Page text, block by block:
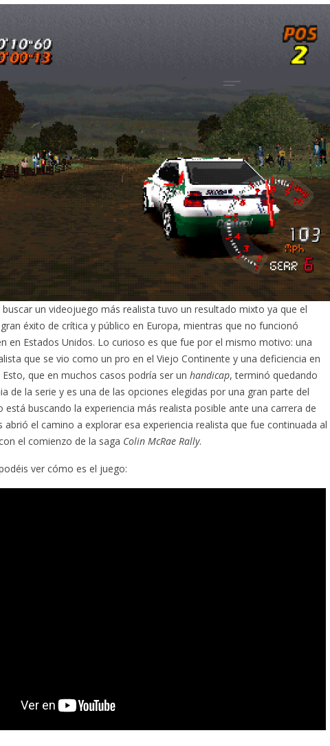
buscar un videojuego más realista tuvo un resultado mixto ya que el
éxito de crítica y público en Europa, mientras que no funcionó
en Estados Unidos. Lo curioso es que fue por el mismo motivo: una
que se vio como un pro en el Viejo Continente y una deficiencia en
que en muchos casos podría ser unhandicap, terminó quedando
de la serie y es una de las opciones elegidas por una gran parte del
está buscando la experiencia más realista posible ante una carrera de
abrió el camino a explorar esa experiencia realista que fue continuada al
el comienzo de la saga Colin McRae Rally.
ver cómo es el juego: